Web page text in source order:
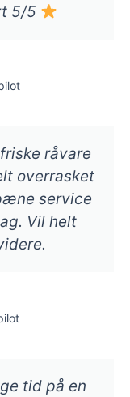
5/5
råvare
overrasket
service
Vil helt
tid på en